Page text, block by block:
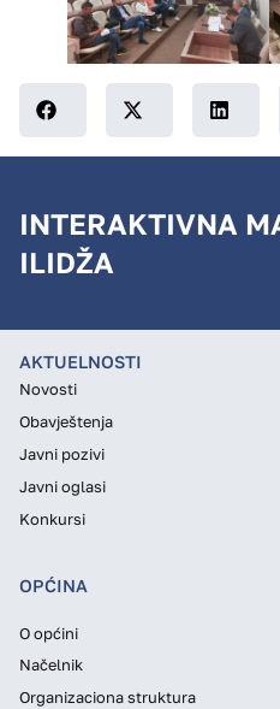
INTERAKTIVNA
ILIDŽA
AKTUELNOSTI
Novosti
Obavještenja
Javni pozivi
Javni oglasi
Konkursi
OPĆINA
O općini
Načelnik
Organizaciona struktura